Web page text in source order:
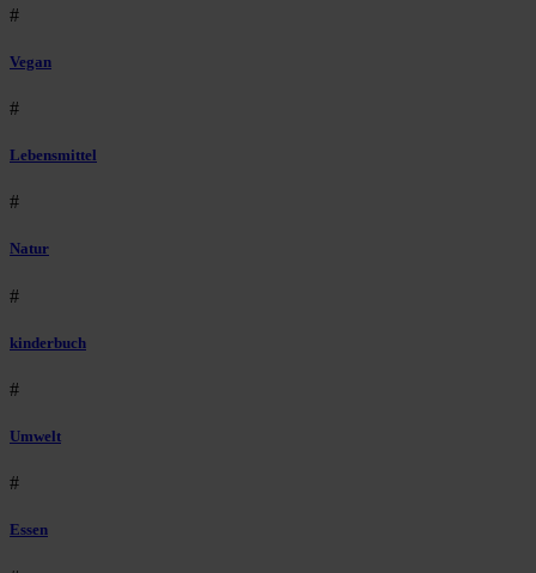
#
Vegan
#
Lebensmittel
#
Natur
#
kinderbuch
#
Umwelt
#
Essen